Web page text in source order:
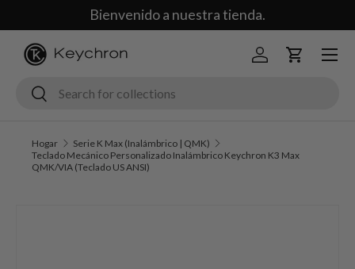
Saltar al contenido
Bienvenido a nuestra tienda.
Buscar
Buscar
Iniciar sesión
Carrito
Menú
Hogar
Serie K Max (Inalámbrico | QMK)
Teclado Mecánico Personalizado Inalámbrico Keychron K3 Max
QMK/VIA (Teclado US ANSI)